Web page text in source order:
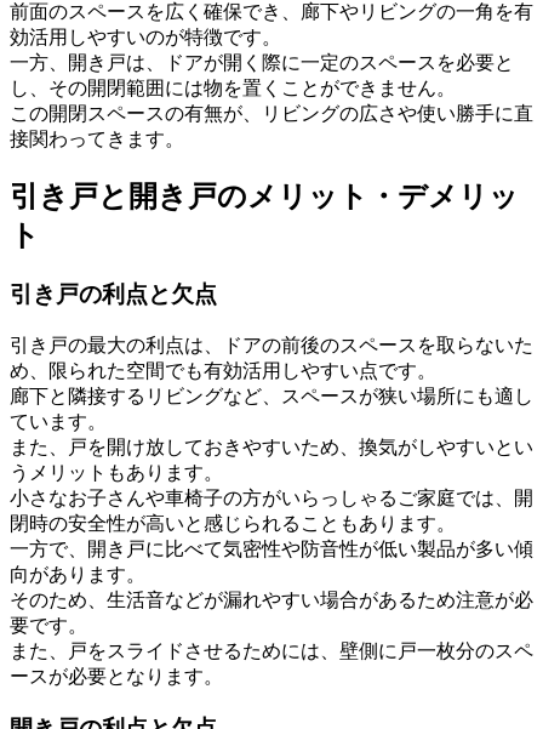
前面のスペースを広く確保でき、廊下やリビングの一角を有
効活用しやすいのが特徴です。
一方、開き戸は、ドアが開く際に一定のスペースを必要と
し、その開閉範囲には物を置くことができません。
この開閉スペースの有無が、リビングの広さや使い勝手に直
接関わってきます。
引き戸と開き戸のメリット・デメリッ
ト
引き戸の利点と欠点
引き戸の最大の利点は、ドアの前後のスペースを取らないた
め、限られた空間でも有効活用しやすい点です。
廊下と隣接するリビングなど、スペースが狭い場所にも適し
ています。
また、戸を開け放しておきやすいため、換気がしやすいとい
うメリットもあります。
小さなお子さんや車椅子の方がいらっしゃるご家庭では、開
閉時の安全性が高いと感じられることもあります。
一方で、開き戸に比べて気密性や防音性が低い製品が多い傾
向があります。
そのため、生活音などが漏れやすい場合があるため注意が必
要です。
また、戸をスライドさせるためには、壁側に戸一枚分のスペ
ースが必要となります。